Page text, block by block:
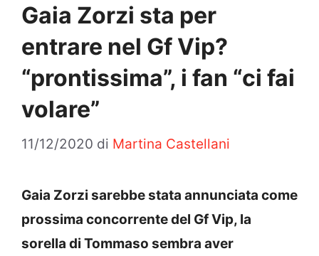
Gaia Zorzi sta per
entrare nel Gf Vip?
“prontissima”, i fan “ci fai
volare”
11/12/2020 di Martina Castellani
Gaia Zorzi sarebbe stata annunciata come
prossima concorrente del Gf Vip, la
sorella di Tommaso sembra aver